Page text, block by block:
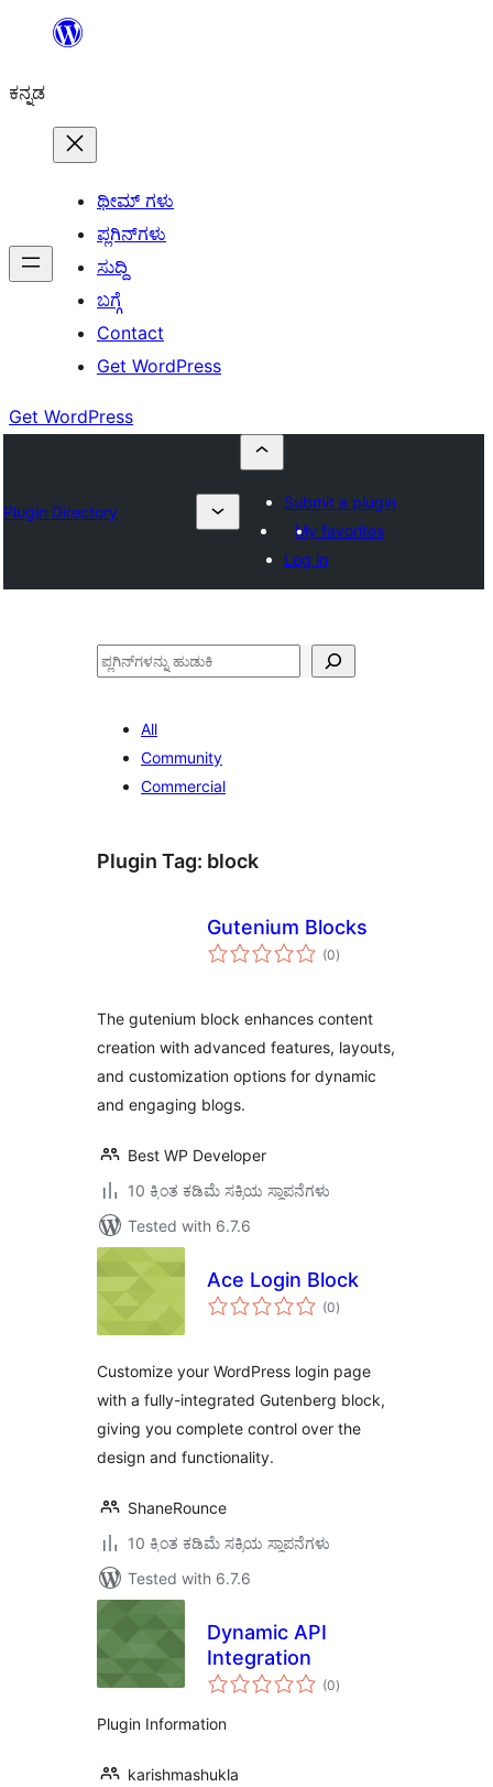
ವಿಷಯಕ್ಕೆ
ಕನ್ನಡ
ಥೀಮ್ ಗಳು
ಪ್ಲಗಿನ್‌ಗಳು
ಸುದ್ದಿ
ಬಗ್ಗೆ
Contact
Get WordPress
Get WordPress
Plugin Directory
Submit a plugin
My favorites
Log in
ಹುಡುಕು
All
Community
Commercial
Plugin Tag: block
Gutenium Blocks
(0total
ratings
)
The gutenium block enhances content
creation with advanced features, layouts,
and customization options for dynamic
and engaging blogs.
Best WP Developer
10 ಕ್ಕಿಂತ ಕಡಿಮೆ ಸಕ್ರಿಯ ಸ್ಥಾಪನೆಗಳು
Tested with 6.7.6
Ace Login Block
(0total
ratings
)
Customize your WordPress login page
with a fully-integrated Gutenberg block,
giving you complete control over the
design and functionality.
ShaneRounce
10 ಕ್ಕಿಂತ ಕಡಿಮೆ ಸಕ್ರಿಯ ಸ್ಥಾಪನೆಗಳು
Tested with 6.7.6
Dynamic API
Integration
(0total
ratings
)
Plugin Information
karishmashukla